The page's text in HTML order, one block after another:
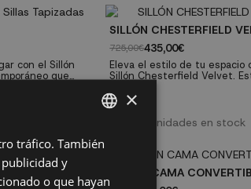
tu hogar donde quieras
y estilo. Características...
con el Sillón
que
SILLÓN CHESTERFIELD
725,00€435,00€
Eleva el estilo de tu
Sillón Chesterfield Velvet.
un toque de sofisticación a
Disponible en tres
azul y granate, este sillón
convertirá en el punto focal
últimas unidades en stock
SILLÓN CAMA
SPANISH
×
tráfico. También
y
o que hayan